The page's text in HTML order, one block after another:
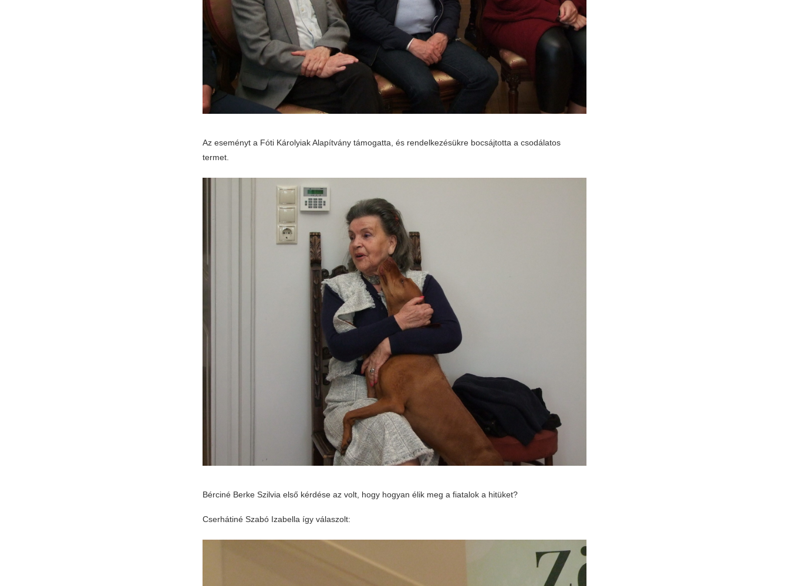
Az eseményt a Fóti Károlyiak Alapítvány támogatta, és rendelkezésükre bocsájtotta a csodálatos
termet.
Bérciné Berke Szilvia első kérdése az volt, hogy hogyan élik meg a fiatalok a hitüket?
Cserhátiné Szabó Izabella így válaszolt: